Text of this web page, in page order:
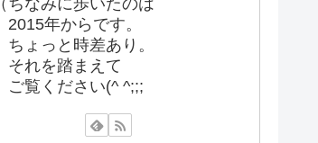
2015年からです。
ちょっと時差あり。
それを踏まえて
ご覧ください(^ ^;;;